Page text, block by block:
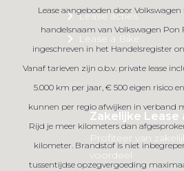
Lease acties
Lease a Bike
Zakelijke Lease
Profiteer van
voordeel
Lease aangeboden door Volkswagen
handelsnaam van Volkswagen Pon
ingeschreven in het Handelsregister
Vanaf tarieven zijn o.b.v. private lease
5.000 km per jaar, € 500 eigen risico
kunnen per regio afwijken in verband
Rijd je meer kilometers dan
kilometer. Brandstof is niet
tussentijdse opzegvergoeding